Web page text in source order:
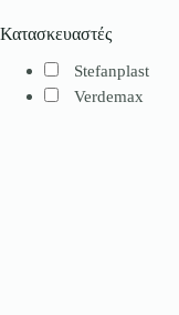
Κατασκευαστές
Stefanplast
Verdemax